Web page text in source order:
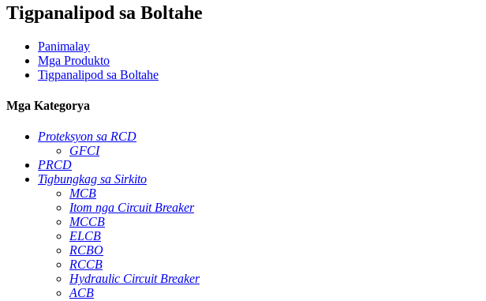
Tigpanalipod sa Boltahe
Panimalay
Mga Produkto
Tigpanalipod sa Boltahe
Mga Kategorya
Proteksyon sa RCD
GFCI
PRCD
Tigbungkag sa Sirkito
MCB
Itom nga Circuit Breaker
MCCB
ELCB
RCBO
RCCB
Hydraulic Circuit Breaker
ACB